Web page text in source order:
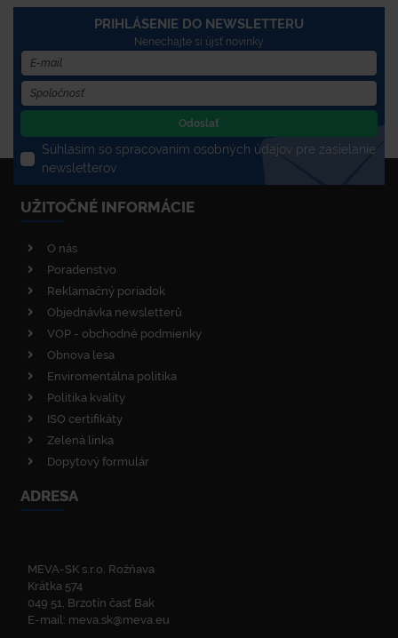
PRIHLÁSENIE DO NEWSLETTERU
Nenechajte si újsť novinky
Odoslať
Súhlasím so spracovaním osobných údajov pre zasielanie
newsletterov
UŽITOČNÉ INFORMÁCIE
O nás
Poradenstvo
Reklamačný poriadok
Objednávka newsletterů
VOP - obchodné podmienky
Obnova lesa
Enviromentálna politika
Politika kvality
ISO certifikáty
Zelená linka
Dopytový formulár
ADRESA
MEVA-SK s.r.o. Rožňava
Krátka 574
049 51, Brzotín časť Bak
E-mail: meva.sk@meva.eu